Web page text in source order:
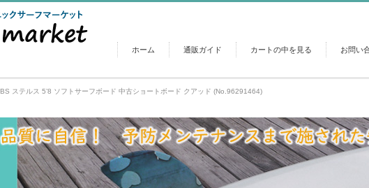
ホーム 通販ガイド カートの中を見る お問い
BS ステルス 5’8 ソフトサーフボード 中古ショートボード クアッド (No.96291464)